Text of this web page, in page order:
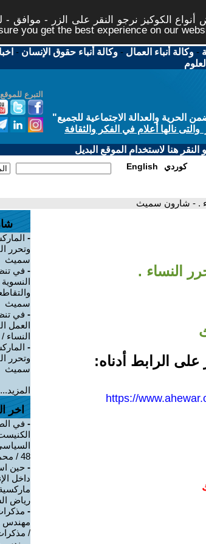
الكوكيز نرجو النقر على الزر - موافق -
you get the best experience on our
-وكالة أنباء العمال -وكالة أنباء حقوق الإنسان -
التبرع
والعدالة الاجتماعية للجميع"
نالها أعلام في الفكر والثقافة
هنا لاستخدام الموقع البديل
English كوردي
. - شارون سميث
النساء .
على الرابط أدناه:
https://
-
وتحرر
سميث
- في
سميث
- في
العمل
-
وتحرر
سميث
اخر
- في
48 / محمد السهلي
- حين
داخل
رياض
-
مهندس
/